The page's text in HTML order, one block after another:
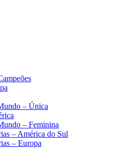
– Única
– Feminina
– América do Sul
– Europa